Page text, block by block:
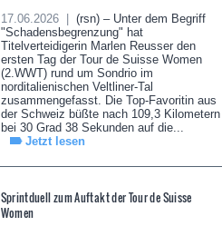
17.06.2026 |
(rsn) – Unter dem Begriff
"Schadensbegrenzung" hat
Titelverteidigerin Marlen Reusser den
ersten Tag der Tour de Suisse Women
(2.WWT) rund um Sondrio im
norditalienischen Veltliner-Tal
zusammengefasst. Die Top-Favoritin aus
der Schweiz büßte nach 109,3 Kilometern
bei 30 Grad 38 Sekunden auf die...
Jetzt lesen
Sprintduell zum Auftakt der Tour de Suisse
Women